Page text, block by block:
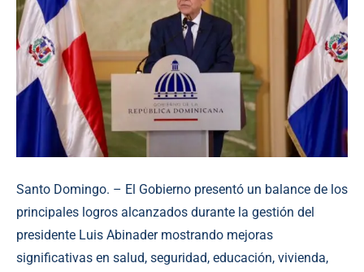
Santo Domingo. – El Gobierno presentó un balance de los
principales logros alcanzados durante la gestión del
presidente Luis Abinader mostrando mejoras
significativas en salud, seguridad, educación, vivienda,